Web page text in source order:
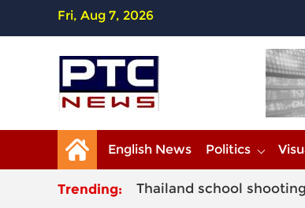
Fri, Aug 7, 2026
English News Politics
Trending: Thailand school shooting